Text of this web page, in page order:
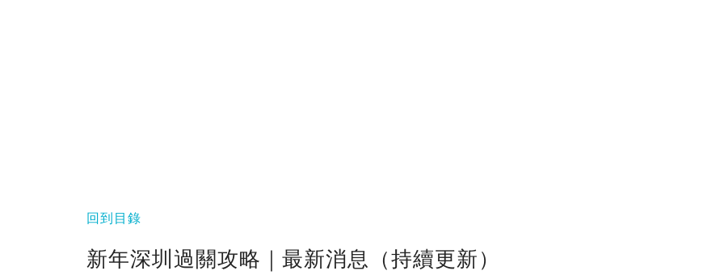
回到目錄
新年深圳過關攻略｜最新消息（持續更新）